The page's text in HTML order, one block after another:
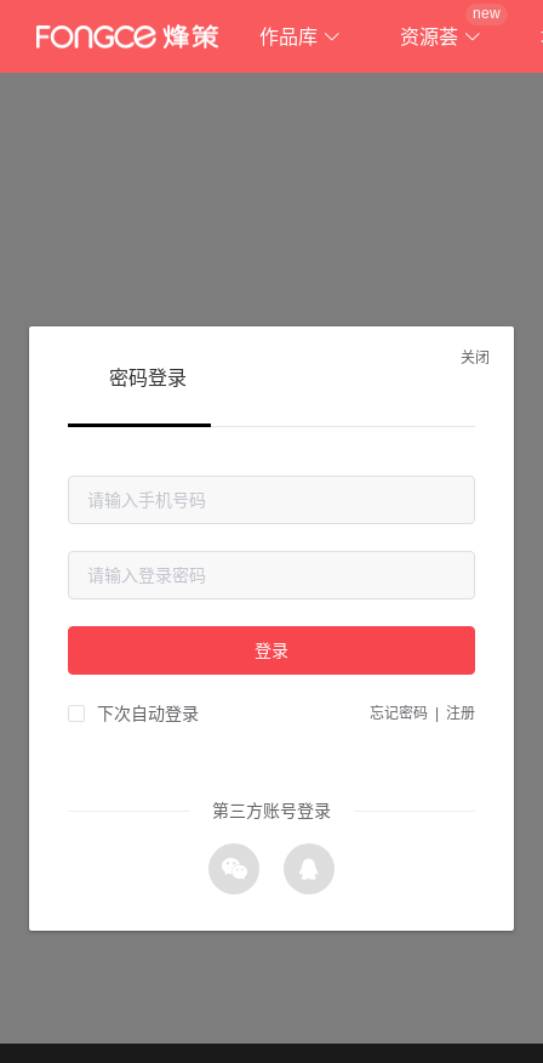
作品库 资源荟
new
抱歉!
请检查您输入的网址是否正确，或点击下面的按钮返回首页。
关闭
密码登录
登录
下次自动登录 忘记密码 注册
第三方账号登录